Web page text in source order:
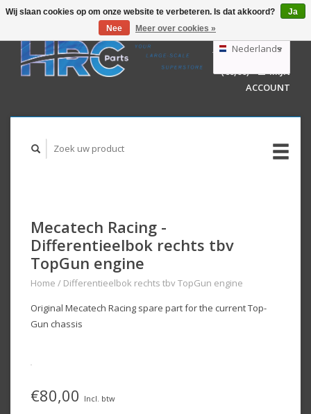
GBP
AUD
Nederlands
Deutsch
English
WINKELWAGEN
(€0,00)
MIJN
ACCOUNT
Mecatech Racing -
Differentieelbok rechts tbv
TopGun engine
Home / Differentieelbok rechts tbv TopGun engine
Original Mecatech Racing spare part for the current Top-
Gun chassis
€80,00 Incl. btw
Wij slaan cookies op om onze website te verbeteren. Is dat akkoord?
Ja
Nee
Meer over cookies »